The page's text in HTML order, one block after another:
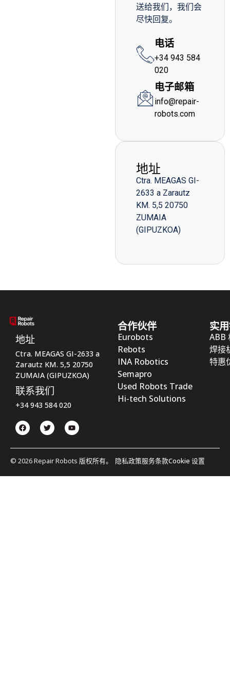
送给我们，我们会
尽快回复。
电话
+34 943 584
020
电子邮箱
info@repair-
robots.com
地址
Ctra. MEAGAS GI-
2633 a Zarautz
KM. 5,5 20750
ZUMAIA
(GIPUZKOA)
地址
Ctra. MEAGAS GI-2633 a
Zarautz KM. 5,5 20750
ZUMAIA (GIPUZKOA)
联系我们
+34 943 584 020
合作伙伴
Eurobots
Rebots
INA Robotics
Semapro
Used Robots Trade
Hi-tech Solutions
实
ABB
焊接
特惠
© 2026 Repair Robots 版权所有。 隐私政策服务条款Cookie 设置